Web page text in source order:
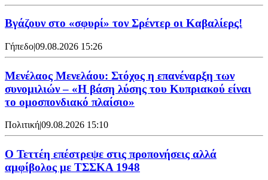
Bγάζουν στο «σφυρί» τον Σρέντερ οι Καβαλίερς!
Γήπεδο|09.08.2026 15:26
Μενέλαος Μενελάου: Στόχος η επανέναρξη των
συνομιλιών – «Η βάση λύσης του Κυπριακού είναι
το ομοσπονδιακό πλαίσιο»
Πολιτική|09.08.2026 15:10
Ο Τεττέη επέστρεψε στις προπονήσεις αλλά
αμφίβολος με ΤΣΣΚΑ 1948